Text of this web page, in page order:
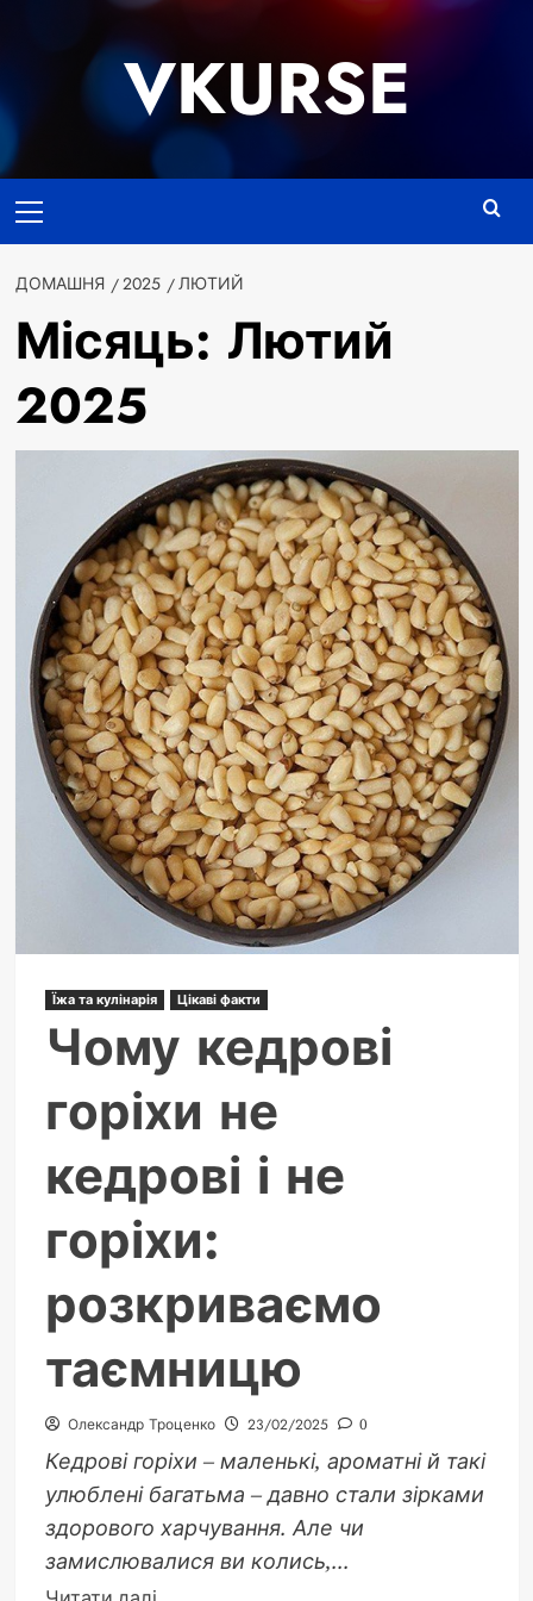
VKURSE
меню
ДОМАШНЯ 2025 ЛЮТИЙ
Місяць: Лютий
2025
Їжа та кулінарія Цікаві факти
Чому кедрові
горіхи не
кедрові і не
горіхи:
розкриваємо
таємницю
Олександр Троценко 23/02/2025 0
Кедрові горіхи – маленькі, ароматні й такі
улюблені багатьма – давно стали зірками
здорового харчування. Але чи
замислювалися ви колись,...